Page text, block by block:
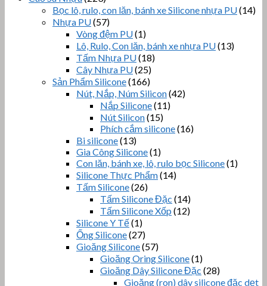
Bọc lô, rulo, con lăn, bánh xe Silicone nhựa PU(14)
Nhựa PU(57)
Vòng đệm PU(1)
Lô, Rulo, Con lăn, bánh xe nhựa PU(13)
Tấm Nhựa PU(18)
Cây Nhựa PU(25)
Sản Phẩm Silicone(166)
Nút, Nắp, Núm Silicon(42)
Nắp Silicone(11)
Nút Silicon(15)
Phích cắm silicone(16)
Bi silicone(13)
Gia Công Silicone(1)
Con lăn, bánh xe, lô, rulo bọc Silicone(1)
Silicone Thực Phẩm(14)
Tấm Silicone(26)
Tấm Silicone Đặc (14)
Tấm Silicone Xốp (12)
Silicone Y Tế(1)
Ống Silicone(27)
Gioăng Silicone(57)
Gioăng Oring Silicone(1)
Gioăng Dây Silicone Đặc (28)
Gioăng (ron) dây silicone đặc dẹt